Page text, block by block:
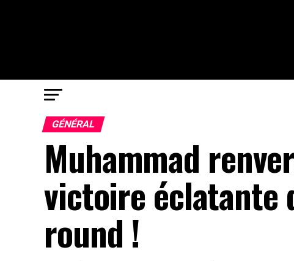
GÉNÉRAL
Muhammad
victoire éclatante
round !